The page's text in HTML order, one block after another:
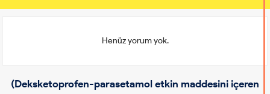
Henüz yorum yok.
(Deksketoprofen-parasetamol etkin maddesini içeren